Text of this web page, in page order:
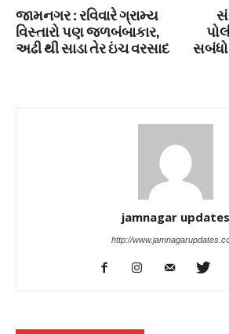
જામનગર : રવિવારે ગ્રામ્ય
વિસ્તારો પણ જળબંબાકાર,
અઢી થી સાડા તેર ઇંચ વરસાદ
સબંધો
jamnagar updates
http://